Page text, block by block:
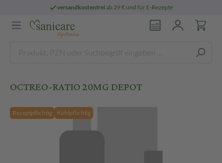
versandkostenfreiab 29 € und für E-Rezepte
OCTREO-RATIO 20MG DEPOT
Rezeptpflichtig Kühlpflichtig